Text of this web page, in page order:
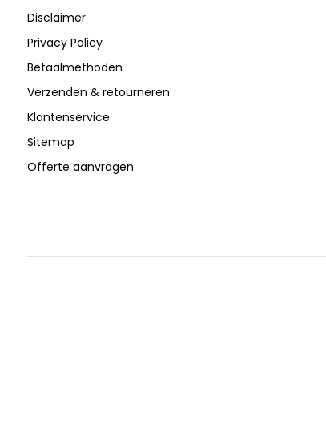
Disclaimer
Privacy Policy
Betaalmethoden
Verzenden & retourneren
Klantenservice
Sitemap
Offerte aanvragen